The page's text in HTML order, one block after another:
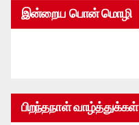
இன்றைய பொன் மொழி
பிறந்தநாள் வாழ்த்துக்கள்